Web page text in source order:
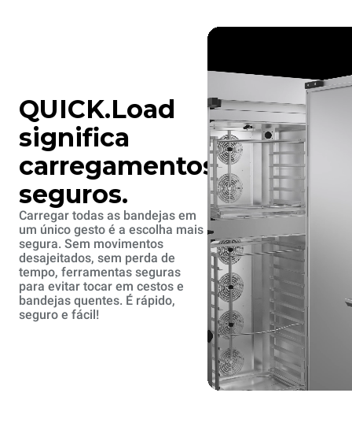
QUICK.Load
significa
carregamentos
seguros.
Carregar todas as bandejas em
um único gesto é a escolha mais
segura. Sem movimentos
desajeitados, sem perda de
tempo, ferramentas seguras
para evitar tocar em cestos e
bandejas quentes. É rápido,
seguro e fácil!